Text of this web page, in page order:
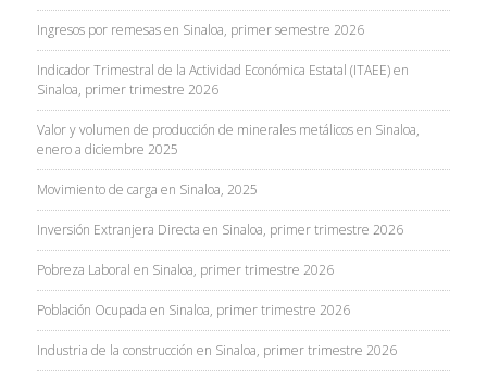
Ingresos por remesas en Sinaloa, primer semestre 2026
Indicador Trimestral de la Actividad Económica Estatal (ITAEE) en
Sinaloa, primer trimestre 2026
Valor y volumen de producción de minerales metálicos en Sinaloa,
enero a diciembre 2025
Movimiento de carga en Sinaloa, 2025
Inversión Extranjera Directa en Sinaloa, primer trimestre 2026
Pobreza Laboral en Sinaloa, primer trimestre 2026
Población Ocupada en Sinaloa, primer trimestre 2026
Industria de la construcción en Sinaloa, primer trimestre 2026